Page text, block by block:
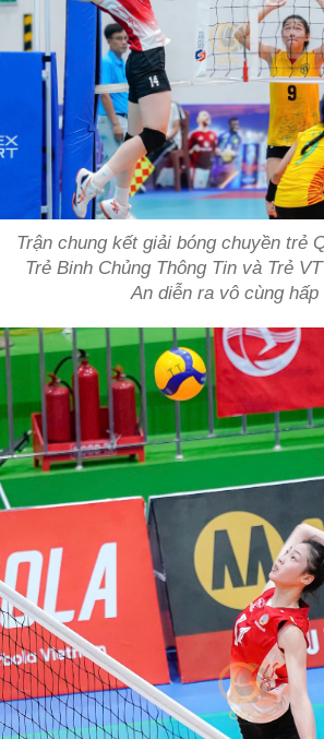
Trận chung kết giải bóng chuyền trẻ
Trẻ Binh Chủng Thông Tin và Trẻ
An diễn ra vô cùng hấp